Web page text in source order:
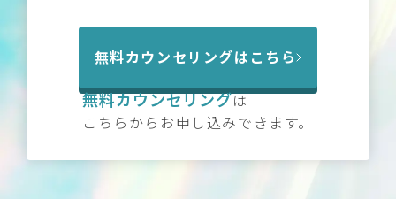
無料カウンセリングはこちら
無料カウンセリングは
こちらからお申し込みできます。